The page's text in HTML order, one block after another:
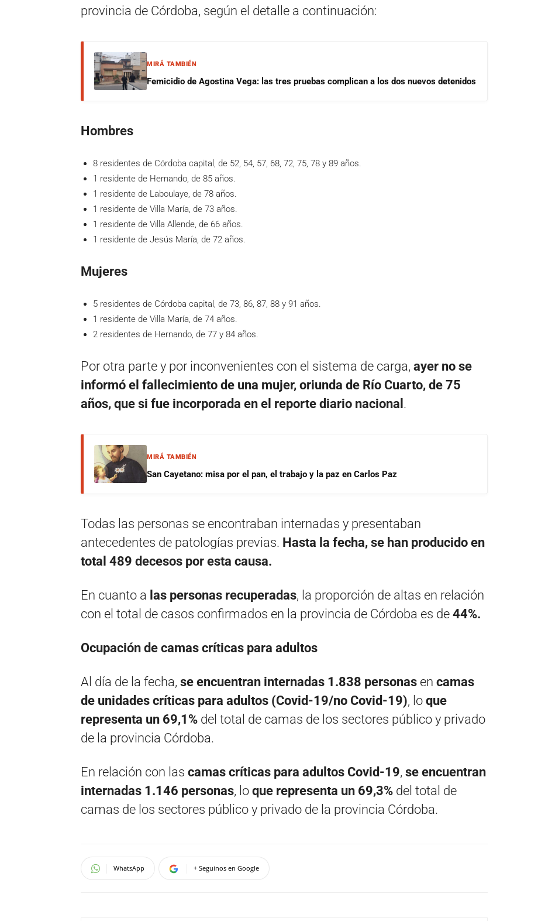
provincia de Córdoba, según el detalle a continuación:
MIRÁ TAMBIÉN
Femicidio de Agostina Vega: las tres pruebas complican a los dos nuevos detenidos
Hombres
8 residentes de Córdoba capital, de 52, 54, 57, 68, 72, 75, 78 y 89 años.
1 residente de Hernando, de 85 años.
1 residente de Laboulaye, de 78 años.
1 residente de Villa María, de 73 años.
1 residente de Villa Allende, de 66 años.
1 residente de Jesús María, de 72 años.
Mujeres
5 residentes de Córdoba capital, de 73, 86, 87, 88 y 91 años.
1 residente de Villa María, de 74 años.
2 residentes de Hernando, de 77 y 84 años.
Por otra parte y por inconvenientes con el sistema de carga, ayer no se
informó el fallecimiento de una mujer, oriunda de Río Cuarto, de 75
años, que si fue incorporada en el reporte diario nacional .
MIRÁ TAMBIÉN
San Cayetano: misa por el pan, el trabajo y la paz en Carlos Paz
Todas las personas se encontraban internadas y presentaban
antecedentes de patologías previas. Hasta la fecha, se han producido en
total 489 decesos por esta causa.
En cuanto a las personas recuperadas, la proporción de altas en relación
con el total de casos confirmados en la provincia de Córdoba es de 44%.
Ocupación de camas críticas para adultos
Al día de la fecha, se encuentran internadas 1.838 personas en camas
de unidades críticas para adultos (Covid-19/no Covid-19), lo que
representa un 69,1% del total de camas de los sectores público y privado
de la provincia Córdoba.
En relación con las camas críticas para adultos Covid-19, se encuentran
internadas 1.146 personas, lo que representa un 69,3% del total de
camas de los sectores público y privado de la provincia Córdoba.
WhatsApp + Seguinos en Google